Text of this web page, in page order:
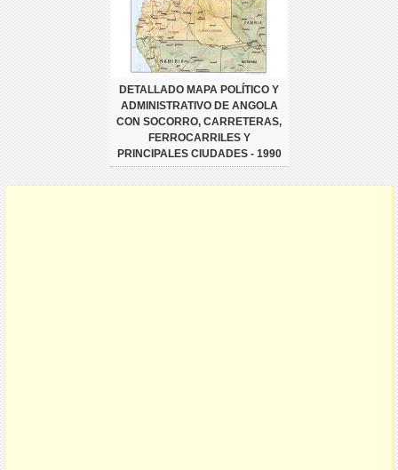
DETALLADO MAPA POLÍTICO Y
ADMINISTRATIVO DE ANGOLA
CON SOCORRO, CARRETERAS,
FERROCARRILES Y
PRINCIPALES CIUDADES - 1990